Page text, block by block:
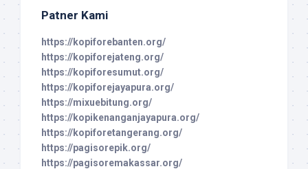
Patner Kami
https://kopiforebanten.org/
https://kopiforejateng.org/
https://kopiforesumut.org/
https://kopiforejayapura.org/
https://mixuebitung.org/
https://kopikenanganjayapura.org/
https://kopiforetangerang.org/
https://pagisorepik.org/
https://pagisoremakassar.org/